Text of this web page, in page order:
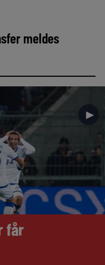
meldes
►
får